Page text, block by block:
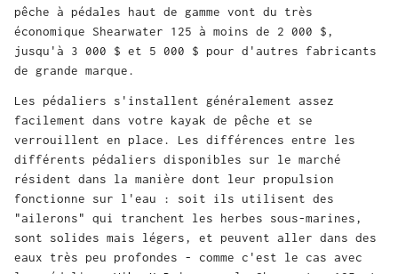
pêche à pédales haut de gamme vont du très
économique Shearwater 125 à moins de 2 000 $,
jusqu'à 3 000 $ et 5 000 $ pour d'autres fabricants
de grande marque.
Les pédaliers s'installent généralement assez
facilement dans votre kayak de pêche et se
verrouillent en place. Les différences entre les
différents pédaliers disponibles sur le marché
résident dans la manière dont leur propulsion
fonctionne sur l'eau : soit ils utilisent des
"ailerons" qui tranchent les herbes sous-marines,
sont solides mais légers, et peuvent aller dans des
eaux très peu profondes - comme c'est le cas avec